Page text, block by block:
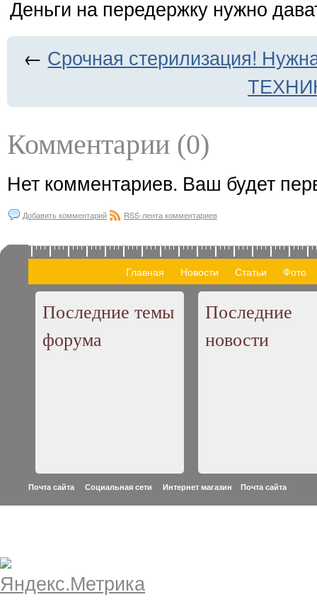
Деньги на передержку нужно
← Срочная стерилизация!
Комментарии (0)
Нет комментариев. Ваш будет
Добавить комментарий RSS-лента комментариев
Главная Новости Статьи Фото
Последние темы
форума
Последние
новости
Почта сайта Социальная сети Интернет магазин Почта сайта